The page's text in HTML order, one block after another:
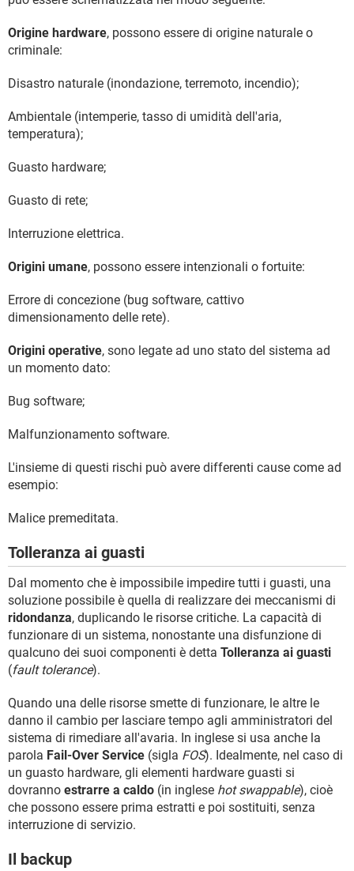
Origine hardware, possono essere di origine naturale o
criminale:
Disastro naturale (inondazione, terremoto, incendio);
Ambientale (intemperie, tasso di umidità dell'aria,
temperatura);
Guasto hardware;
Guasto di rete;
Interruzione elettrica.
Origini umane, possono essere intenzionali o fortuite:
Errore di concezione (bug software, cattivo
dimensionamento delle rete).
Origini operative, sono legate ad uno stato del sistema ad
un momento dato:
Bug software;
Malfunzionamento software.
L'insieme di questi rischi può avere differenti cause come ad
esempio:
Malice premeditata.
Tolleranza ai guasti
Dal momento che è impossibile impedire tutti i guasti, una
soluzione possibile è quella di realizzare dei meccanismi di
ridondanza, duplicando le risorse critiche. La capacità di
funzionare di un sistema, nonostante una disfunzione di
qualcuno dei suoi componenti è detta Tolleranza ai guasti
(fault tolerance).
Quando una delle risorse smette di funzionare, le altre le
danno il cambio per lasciare tempo agli amministratori del
sistema di rimediare all'avaria. In inglese si usa anche la
parola Fail-Over Service (sigla FOS). Idealmente, nel caso di
un guasto hardware, gli elementi hardware guasti si
dovranno estrarre a caldo (in inglese hot swappable), cioè
che possono essere prima estratti e poi sostituiti, senza
interruzione di servizio.
Il backup